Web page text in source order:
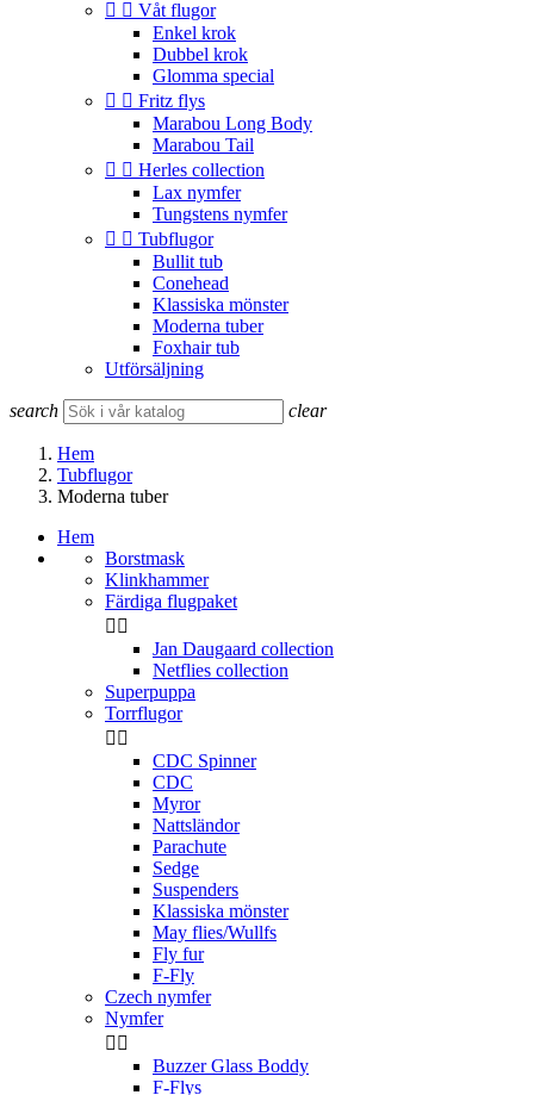
  Våt flugor
Enkel krok
Dubbel krok
Glomma special
  Fritz flys
Marabou Long Body
Marabou Tail
  Herles collection
Lax nymfer
Tungstens nymfer
  Tubflugor
Bullit tub
Conehead
Klassiska mönster
Moderna tuber
Foxhair tub
Utförsäljning
search clear
Hem
Tubflugor
Moderna tuber
Hem
Borstmask
Klinkhammer
Färdiga flugpaket
 
Jan Daugaard collection
Netflies collection
Superpuppa
Torrflugor
 
CDC Spinner
CDC
Myror
Nattsländor
Parachute
Sedge
Suspenders
Klassiska mönster
May flies/Wullfs
Fly fur
F-Fly
Czech nymfer
Nymfer
 
Buzzer Glass Boddy
F-Flys